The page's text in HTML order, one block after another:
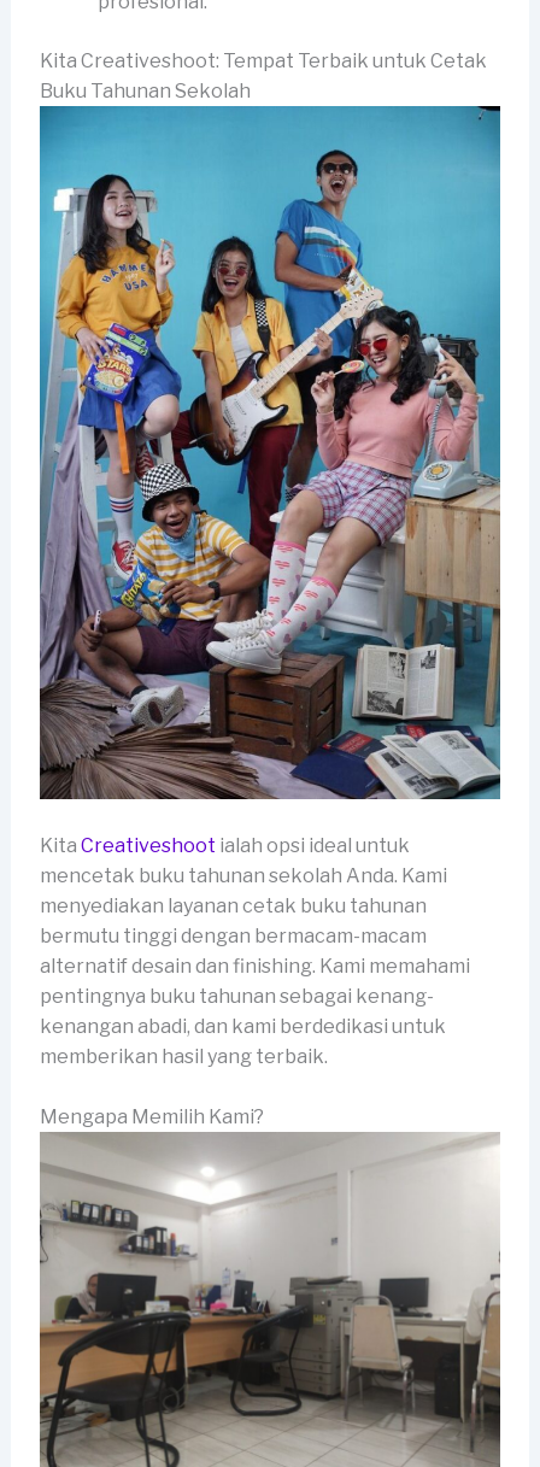
Kita Creativeshoot: Tempat Terbaik untuk Cetak
Buku Tahunan Sekolah
Kita Creativeshoot ialah opsi ideal untuk
mencetak buku tahunan sekolah Anda. Kami
menyediakan layanan cetak buku tahunan
bermutu tinggi dengan bermacam-macam
alternatif desain dan finishing. Kami memahami
pentingnya buku tahunan sebagai kenang-
kenangan abadi, dan kami berdedikasi untuk
memberikan hasil yang terbaik.
Mengapa Memilih Kami?